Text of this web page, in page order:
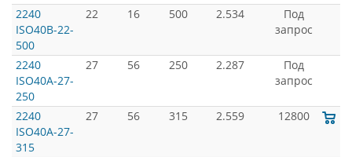
2240
ISO40B-22-
500
22 16 500 2.534
Под
запрос
2240
ISO40A-27-
250
27 56 250 2.287
Под
запрос
2240
ISO40A-27-
315
27 56 315 2.559 12800